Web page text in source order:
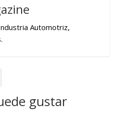
Automotriz,
gustar